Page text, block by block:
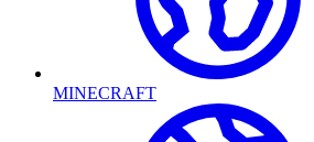
MINECRAFT